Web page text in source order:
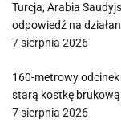
Turcja, Arabia
odpowiedź na
7 sierpnia 2026
160-metrowy
starą kostkę brukową
7 sierpnia 2026